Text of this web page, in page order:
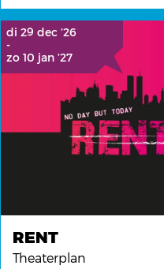
RENT
Theaterplan
di 29 dec ’26
-
zo 10 jan ’27